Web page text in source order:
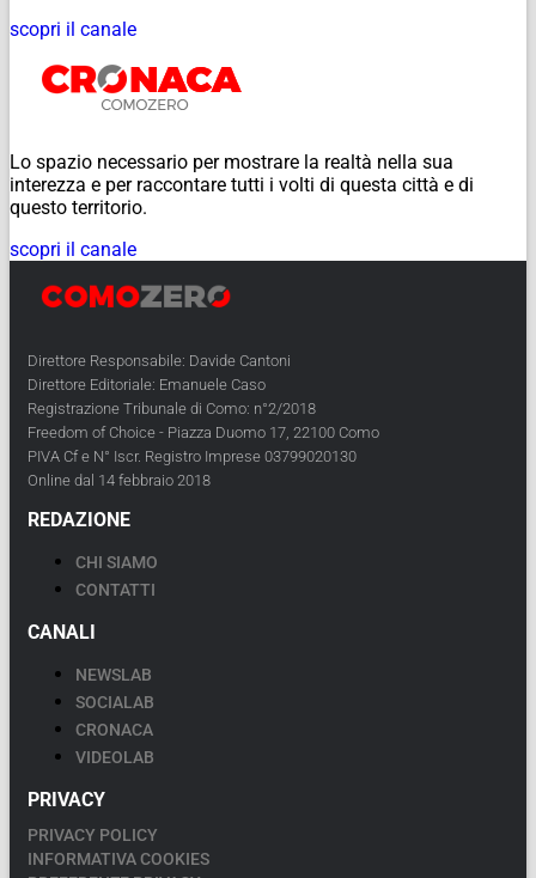
scopri il canale
Lo spazio necessario per mostrare la realtà nella sua
interezza e per raccontare tutti i volti di questa città e di
questo territorio.
scopri il canale
Direttore Responsabile: Davide Cantoni
Direttore Editoriale: Emanuele Caso
Registrazione Tribunale di Como: n°2/2018
Freedom of Choice - Piazza Duomo 17, 22100 Como
PIVA Cf e N° Iscr. Registro Imprese 03799020130
Online dal 14 febbraio 2018
REDAZIONE
CHI SIAMO
CONTATTI
CANALI
NEWSLAB
SOCIALAB
CRONACA
VIDEOLAB
PRIVACY
PRIVACY POLICY
INFORMATIVA COOKIES